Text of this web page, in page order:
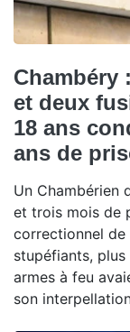
Chambéry
et deux
18 ans
ans de
Un Chambérien
et trois mois de
correctionnel de
stupéfiants,
armes à feu
son